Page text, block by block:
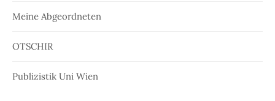
Meine Abgeordneten
OTSCHIR
Publizistik Uni Wien